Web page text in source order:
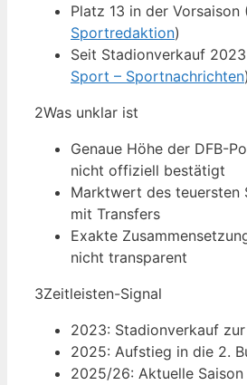
Platz 13 in der Vorsaison
Sportredaktion)
Seit Stadionverkauf
Sport – Sportnachrichten)
2Was unklar ist
Genaue Höhe der DFB-
nicht offiziell bestätigt
Marktwert des teuersten
mit Transfers
Exakte
nicht transparent
3Zeitleisten-Signal
2023: Stadionverkauf
2025: Aufstieg in die 2.
2025/26: Aktuelle